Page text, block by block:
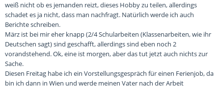
weiß nicht ob es jemanden reizt, dieses Hobby zu teilen, allerdings
schadet es ja nicht, dass man nachfragt. Natürlich werde ich auch
Berichte schreiben.
März ist bei mir eher knapp (2/4 Schularbeiten (Klassenarbeiten, wie ihr
Deutschen sagt) sind geschafft, allerdings sind eben noch 2
vorandstehend. Ok, eine ist morgen, aber das tut jetzt auch nichts zur
Sache.
Diesen Freitag habe ich ein Vorstellungsgespräch für einen Ferienjob, da
bin ich dann in Wien und werde meinen Vater nach der Arbeit